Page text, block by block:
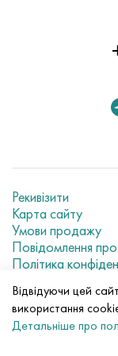
Рекивізити
Карта сайту
Умови продажу
Повідомлення про
Політика
© 2007–2026
Використання
Відвідуючи цей
використання
Детальніше про
Хастеллой C2000
Удимет 500
Удимет 720
40ХФА, 1.7223,
45ХН2МФА,
А40Г, 44smn28,